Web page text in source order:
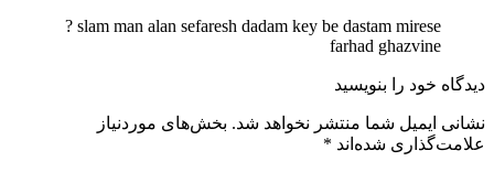
slam man alan sefaresh dadam key be dastam mirese ?
farhad ghazvine
دیدگاه خود را بنویسید
نشانی ایمیل شما منتشر نخواهد شد. بخش‌های موردنیاز
علامت‌گذاری شده‌اند *